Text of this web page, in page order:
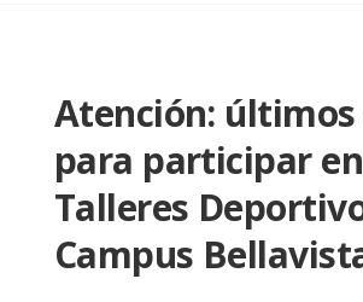
Atención: últimos
para participar
Talleres
Campus